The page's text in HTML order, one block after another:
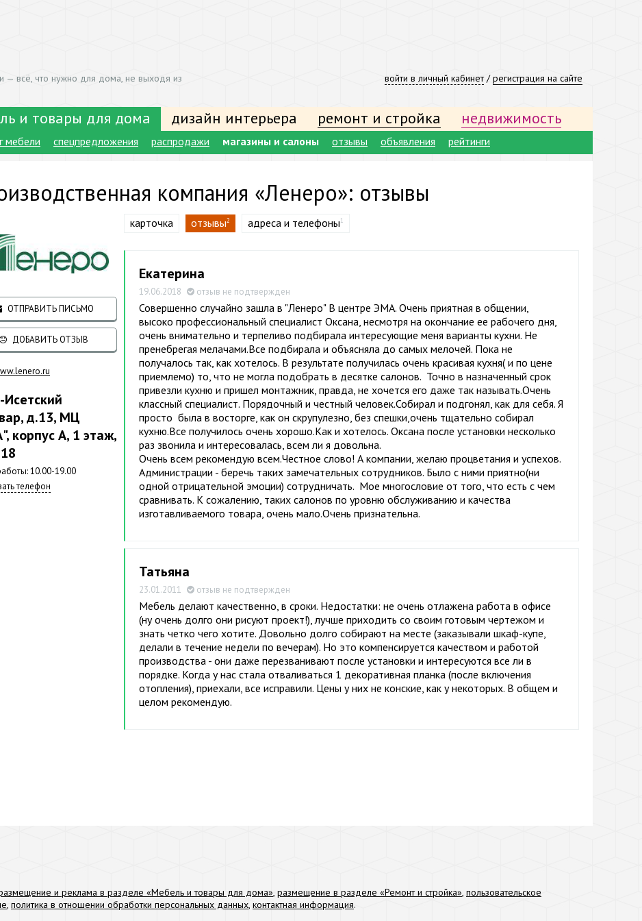
войти в личный кабинет/регистрация на сайте
— всё, что нужно для дома, не выходя из
и товары для дома дизайн интерьера ремонт и стройка недвижимость
мебели спецпредложения распродажи магазины и салоны отзывы объявления рейтинги
компания «Ленеро»: отзывы
ОТПРАВИТЬ ПИСЬМО
ДОБАВИТЬ ОТЗЫВ
Исетский
д.13, МЦ
корпус А, 1 этаж,
10.00-19.00
телефон
карточка отзывы2 адреса и телефоны1
Екатерина
19.06.2018 отзыв не подтвержден
Совершенно случайно зашла в "Ленеро" В центре ЭМА. Очень приятная в общении,
высоко профессиональный специалист Оксана, несмотря на окончание ее рабочего дня,
очень внимательно и терпеливо подбирала интересующие меня варианты кухни. Не
пренебрегая мелачами.Все подбирала и объясняла до самых мелочей. Пока не
получалось так, как хотелось. В результате получилась очень красивая кухня( и по цене
приемлемо) то, что не могла подобрать в десятке салонов. Точно в назначенный срок
привезли кухню и пришел монтажник, правда, не хочется его даже так называть.Очень
классный специалист. Порядочный и честный человек.Собирал и подгонял, как для себя. Я
просто была в восторге, как он скрупулезно, без спешки,очень тщательно собирал
кухню.Все получилось очень хорошо.Как и хотелось. Оксана после установки несколько
раз звонила и интересовалась, всем ли я довольна.
Очень всем рекомендую всем.Честное слово! А компании, желаю процветания и успехов.
Администрации - беречь таких замечательных сотрудников. Было с ними приятно(ни
одной отрицательной эмоции) сотрудничать. Мое многословие от того, что есть с чем
сравнивать. К сожалению, таких салонов по уровню обслуживанию и качества
изготавливаемого товара, очень мало.Очень признательна.
Татьяна
23.01.2011 отзыв не подтвержден
Мебель делают качественно, в сроки. Недостатки: не очень отлажена работа в офисе
(ну очень долго они рисуют проект!), лучше приходить со своим готовым чертежом и
знать четко чего хотите. Довольно долго собирают на месте (заказывали шкаф-купе,
делали в течение недели по вечерам). Но это компенсируется качеством и работой
производства - они даже перезванивают после установки и интересуются все ли в
порядке. Когда у нас стала отваливаться 1 декоративная планка (после включения
отопления), приехали, все исправили. Цены у них не конские, как у некоторых. В общем и
целом рекомендую.
и реклама в разделе «Мебель и товары для дома», размещение в разделе «Ремонт и стройка», пользовательское
, политика в отношении обработки персональных данных, контактная информация.